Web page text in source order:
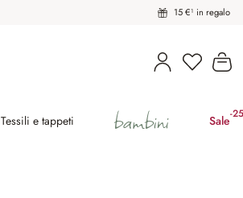
15 €¹ in regalo
Hai 0 Il
Tessili e tappeti bambini Sale-